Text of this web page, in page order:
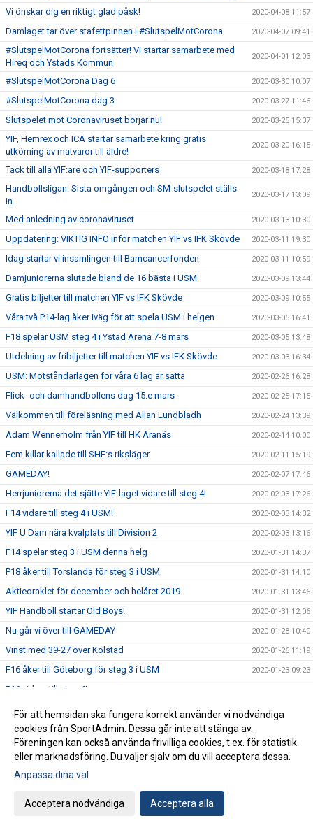
Vi önskar dig en riktigt glad påsk! 2020-04-08 11:57
Damlaget tar över stafettpinnen i #SlutspelMotCorona 2020-04-07 09:41
#SlutspelMotCorona fortsätter! Vi startar samarbete med
Hireq och Ystads Kommun
2020-04-01 12:03
#SlutspelMotCorona Dag 6 2020-03-30 10:07
#SlutspelMotCorona dag 3 2020-03-27 11:46
Slutspelet mot Coronaviruset börjar nu! 2020-03-25 15:37
YIF, Hemrex och ICA startar samarbete kring gratis
utkörning av matvaror till äldre!
2020-03-20 16:15
Tack till alla YIF:are och YIF-supporters 2020-03-18 17:28
Handbollsligan: Sista omgången och SM-slutspelet ställs
in
2020-03-17 13:09
Med anledning av coronaviruset 2020-03-13 10:30
Uppdatering: VIKTIG INFO inför matchen YIF vs IFK Skövde 2020-03-11 19:30
Idag startar vi insamlingen till Barncancerfonden 2020-03-11 10:59
Damjuniorerna slutade bland de 16 bästa i USM 2020-03-09 13:44
Gratis biljetter till matchen YIF vs IFK Skövde 2020-03-09 10:55
Våra två P14-lag åker iväg för att spela USM i helgen 2020-03-05 16:41
F18 spelar USM steg 4 i Ystad Arena 7-8 mars 2020-03-05 13:48
Utdelning av fribiljetter till matchen YIF vs IFK Skövde 2020-03-03 16:34
USM: Motståndarlagen för våra 6 lag är satta 2020-02-26 16:28
Flick- och damhandbollens dag 15:e mars 2020-02-25 17:15
Välkommen till föreläsning med Allan Lundbladh 2020-02-24 13:39
Adam Wennerholm från YIF till HK Aranäs 2020-02-14 10:00
Fem killar kallade till SHF:s riksläger 2020-02-11 15:19
GAMEDAY! 2020-02-07 17:46
Herrjuniorerna det sjätte YIF-laget vidare till steg 4! 2020-02-03 17:26
F14 vidare till steg 4 i USM! 2020-02-03 14:32
YIF U Dam nära kvalplats till Division 2 2020-02-03 13:16
F14 spelar steg 3 i USM denna helg 2020-01-31 14:37
P18 åker till Torslanda för steg 3 i USM 2020-01-31 14:10
Aktieoraklet för december och helåret 2019 2020-01-31 13:46
YIF Handboll startar Old Boys! 2020-01-31 12:06
Nu går vi över till GAMEDAY 2020-01-28 10:40
Vinst med 39-27 över Kolstad 2020-01-26 11:19
F16 åker till Göteborg för steg 3 i USM 2020-01-23 09:23
P16 vidare till steg 4!
Häng med till Malmö för att heja fram Sverige! 2020-01-17 11:31
Landslaget spelar mellanrundan i Malmö
P16 åker till Eslöv för steg 3 i USM 2020-01-15 13:23
Bägge P14-lagen blev gruppettor i USM steg 3
För att hemsidan ska fungera korrekt använder vi nödvändiga
cookies från SportAdmin. Dessa går inte att stänga av.
Föreningen kan också använda frivilliga cookies, t.ex. för statistik
eller marknadsföring. Du väljer själv om du vill acceptera dessa.
Anpassa dina val
Acceptera nödvändiga Acceptera alla